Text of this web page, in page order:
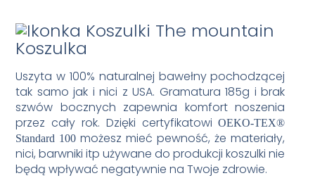
Koszulka
Uszyta w 100% naturalnej bawełny pochodzącej
tak samo jak i nici z USA. Gramatura 185g i brak
szwów bocznych zapewnia komfort noszenia
przez cały rok. Dzięki certyfikatowiOEKO-TEX®
Standard 100możesz mieć pewność, że materiały,
nici, barwniki itp używane do produkcji koszulki nie
będą wpływać negatywnie na Twoje zdrowie.